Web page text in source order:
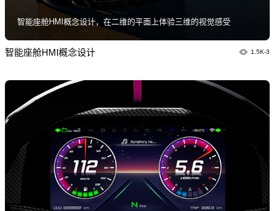
智能座舱HMI概念设计，在二维的平面上体验三维的视觉感受
智能座舱HMI概念设计 1.5K-3